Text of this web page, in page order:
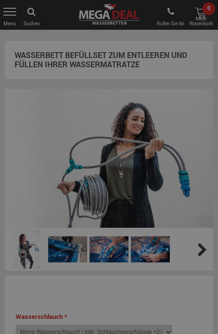
Suchen Rufen Sie An
0
Mein
Warenkorb
WASSERBETT BEFÜLLSET ZUM ENTLEEREN UND
FÜLLEN IHRER WASSERMATRATZE
Wasserschlauch*